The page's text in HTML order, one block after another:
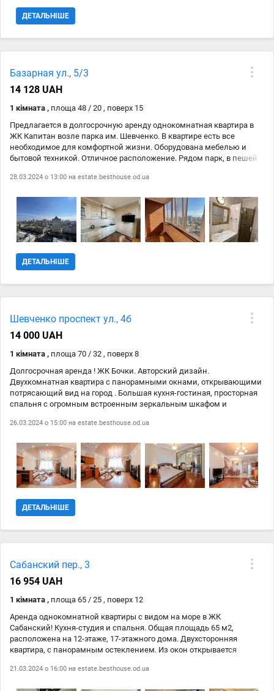
ДЕТАЛЬНІШЕ
Базарная ул., 5/3
14 128 UAH
1 кімната , площа 48 / 20 , поверх 15
Предлагается в долгосрочную аренду однокомнатная квартира в
ЖК Капитан возле парка им. Шевченко. В квартире есть все
необходимое для комфортной жизни. Оборудована мебелью и
бытовой техникой. Отличное расположение. Рядом парк, в пешей
инфраструктура.
28.03.2024 о 13:00 на estate.besthouse.od.ua
ДЕТАЛЬНІШЕ
Шевченко проспект ул., 4б
14 000 UAH
1 кімната , площа 70 / 32 , поверх 8
Долгосрочная аренда ! ЖК Бочки. Авторский дизайн.
Двухкомнатная квартира с панорамными окнами, открывающими
потрясающий вид на город . Большая кухня-гостиная, просторная
спальня с огромным встроенным зеркальным шкафом и
санузел с гидробоксом. Квартира оборудована новой современной
техникой: стеклокерамическая поверхность, духовка, вытяжка,
холодильник, микроволновка, стиральная машина, утюг,
электробойлер, два телевизора “46” домашний кинотеатр, два
кондиционера, скоростной WI-FI интернет, цифровое TV. В доме
охраняемая территория и видеонаблюдение, консьерж,
автономная домовая котельная, два скоростных лифта в парадной,
сочетание деловой активности и спокойного отдыха вблизи моря.
26.03.2024 о 15:00 на estate.besthouse.od.ua
ДЕТАЛЬНІШЕ
Сабанский пер., 3
16 954 UAH
1 кімната , площа 65 / 25 , поверх 12
Аренда однокомнатной квартиры с видом на море в ЖК
Сабанский! Кухня-студия и спальня. Общая площадь 65 м2,
расположена на 12-этаже, 17-этажного дома. Двухсторонняя
квартира, с панорамным остеклением. Из окон открывается
Дизайнерский ремонт из дорогих качественных материалов. Две
21.03.2024 о 16:00 на estate.besthouse.od.ua